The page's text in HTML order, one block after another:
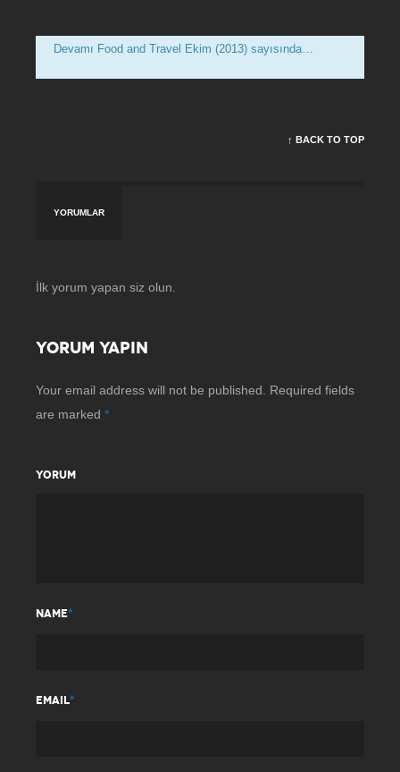
Devamı Food and Travel Ekim (2013) sayısında…
↑ BACK TO TOP
YORUMLAR
İlk yorum yapan siz olun.
YORUM YAPIN
Your email address will not be published.
Required fields
are marked *
YORUM
NAME*
EMAIL*